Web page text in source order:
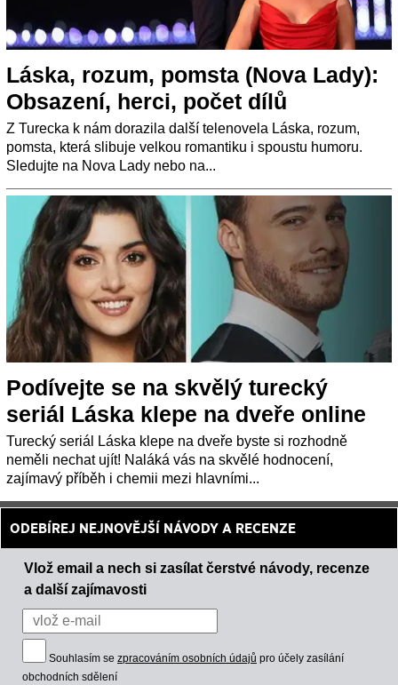
Láska, rozum, pomsta (Nova Lady):
Obsazení, herci, počet dílů
Z Turecka k nám dorazila další telenovela Láska, rozum,
pomsta, která slibuje velkou romantiku i spoustu humoru.
Sledujte na Nova Lady nebo na...
Podívejte se na skvělý turecký
seriál Láska klepe na dveře online
Turecký seriál Láska klepe na dveře byste si rozhodně
neměli nechat ujít! Naláká vás na skvělé hodnocení,
zajímavý příběh i chemii mezi hlavními...
ODEBÍREJ NEJNOVĚJŠÍ NÁVODY A RECENZE
Vlož email a nech si zasílat čerstvé návody, recenze
a další zajímavosti
Souhlasím se zpracováním osobních údajů pro účely zasílání
obchodních sdělení